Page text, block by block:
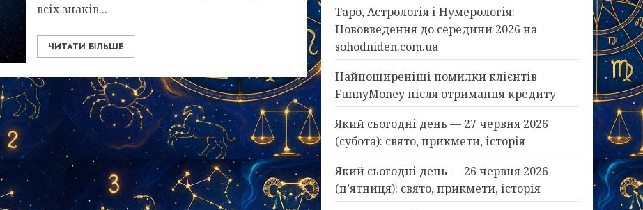
всіх знаків...
ЧИТАТИ БІЛЬШЕ
Таро, Астрологія і Нумерологія:
Нововведення до середини 2026 на
sohodniden.com.ua
Найпоширеніші помилки клієнтів
FunnyMoney після отримання кредиту
Який сьогодні день — 27 червня 2026
(субота): свято, прикмети, історія
Який сьогодні день — 26 червня 2026
(п’ятниця): свято, прикмети, історія